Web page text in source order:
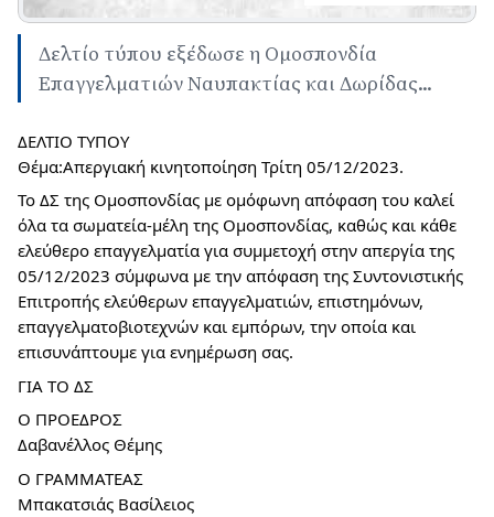
Δελτίο τύπου εξέδωσε η Ομοσπονδία
Επαγγελματιών Ναυπακτίας και Δωρίδας...
ΔΕΛΤΙΟ ΤΥΠΟΥ
Θέμα:Απεργιακή κινητοποίηση Τρίτη 05/12/2023.
Το ΔΣ της Ομοσπονδίας με ομόφωνη απόφαση του καλεί
όλα τα σωματεία-μέλη της Ομοσπονδίας, καθώς και κάθε
ελεύθερο επαγγελματία για συμμετοχή στην απεργία της
05/12/2023 σύμφωνα με την απόφαση της Συντονιστικής
Επιτροπής ελεύθερων επαγγελματιών, επιστημόνων,
επαγγελματοβιοτεχνών και εμπόρων, την οποία και
επισυνάπτουμε για ενημέρωση σας.
ΓΙΑ ΤΟ ΔΣ
Ο ΠΡΟΕΔΡΟΣ
Δαβανέλλος Θέμης
Ο ΓΡΑΜΜΑΤΕΑΣ
Μπακατσιάς Βασίλειος